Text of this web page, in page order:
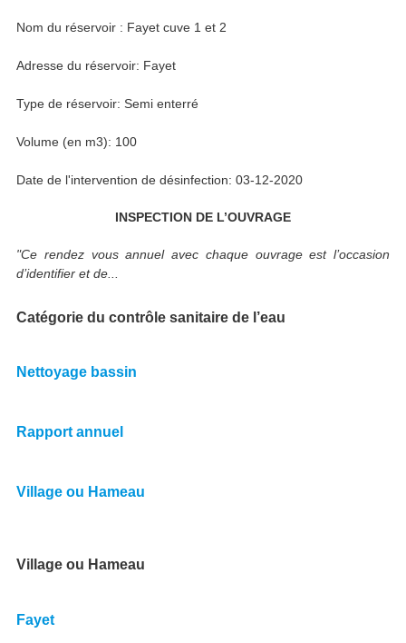
Nom du réservoir : Fayet cuve 1 et 2
Adresse du réservoir: Fayet
Type de réservoir: Semi enterré
Volume (en m3): 100
Date de l'intervention de désinfection: 03-12-2020
INSPECTION DE L’OUVRAGE
"Ce rendez vous annuel avec chaque ouvrage est l’occasion
d’identifier et de...
Catégorie du contrôle sanitaire de l’eau
Nettoyage bassin
Rapport annuel
Village ou Hameau
Village ou Hameau
Fayet